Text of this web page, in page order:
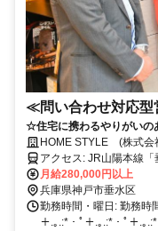
≪問い合わせ対応
☆住宅に携わるやりがい
HOME STYLE (株式会
アクセス: JR山陽
月給280,000円以上
兵庫県神戸市垂水区
勤務時間・曜日: 勤務時
＋.｡.:*・ﾟ＋.｡.:*・ﾟ＋.｡